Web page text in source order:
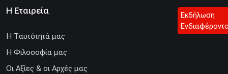
Εκδήλωση
Η Εταιρεία
H Ταυτότητά μας
Η Φιλοσοφία μας
Οι Αξίες & οι Αρχές μας